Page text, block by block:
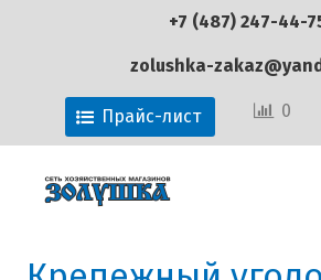
+7 (487) 247-44-
zolushka-
Прайс-лист 0